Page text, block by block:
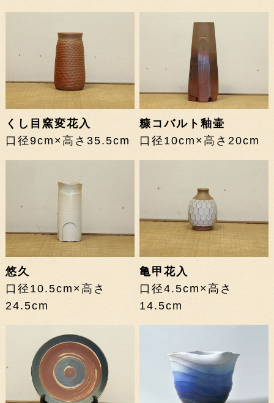
くし目窯変花入
口径9cm×高さ35.5cm
糠コバルト釉壷
口径10cm×高さ20cm
悠久
口径10.5cm×高さ
24.5cm
亀甲花入
口径4.5cm×高さ
14.5cm